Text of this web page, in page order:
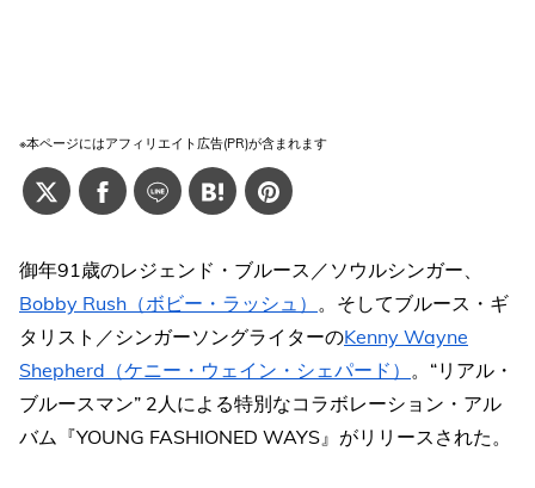
※本ページにはアフィリエイト広告(PR)が含まれます
御年91歳のレジェンド・ブルース／ソウルシンガー、
Bobby Rush（ボビー・ラッシュ） 。そしてブルース・ギ
タリスト／シンガーソングライターのKenny Wayne
Shepherd（ケニー・ウェイン・シェパード） 。“リアル・
ブルースマン” 2人による特別なコラボレーション・アル
バム『YOUNG FASHIONED WAYS』がリリースされた。